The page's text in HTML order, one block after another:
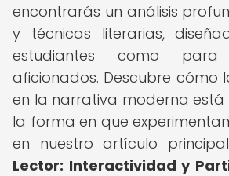
encontrarás un análisis
y técnicas literarias,
estudiantes como
aficionados. Descubre cómo
en la narrativa moderna
la forma en que
en nuestro artículo
Lector: Interactividad y